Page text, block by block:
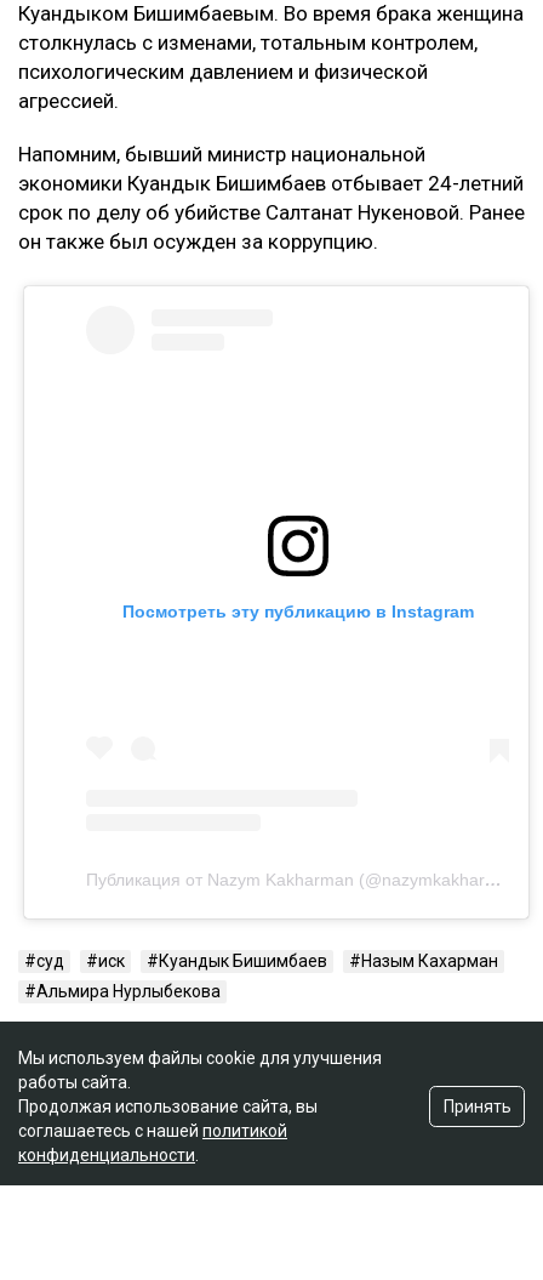
Куандыком Бишимбаевым. Во время брака женщина
столкнулась с изменами, тотальным контролем,
психологическим давлением и физической
агрессией.
Напомним, бывший министр национальной
экономики Куандык Бишимбаев отбывает 24-летний
срок по делу об убийстве Салтанат Нукеновой. Ранее
он также был осужден за коррупцию.
Посмотреть эту публикацию в Instagram
Публикация от Nazym Kakharman (@nazymkakharman)
суд иск Куандык Бишимбаев
Назым Кахарман
Альмира Нурлыбекова
Мы используем файлы cookie для улучшения
работы сайта.
Продолжая использование сайта, вы
соглашаетесь с нашей политикой
конфиденциальности
Принять